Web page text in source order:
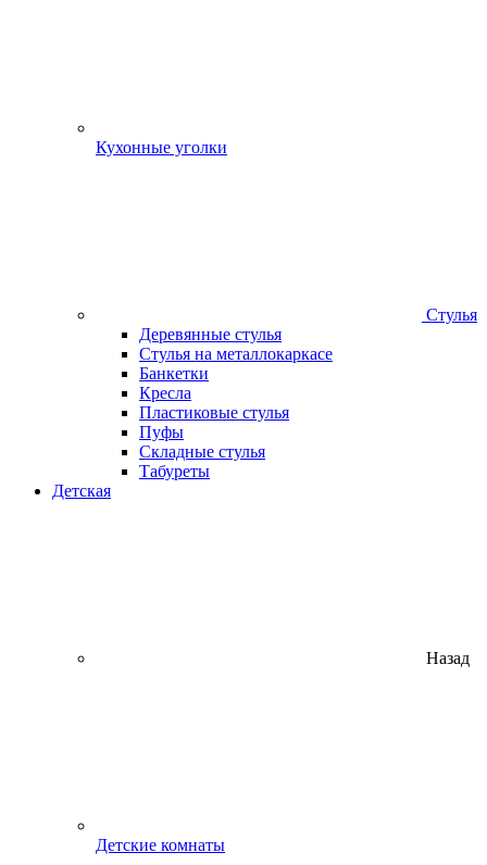
Кухонные уголки
Стулья
Деревянные стулья
Стулья на металлокаркасе
Банкетки
Кресла
Пластиковые стулья
Пуфы
Складные стулья
Табуреты
Детская
Назад
Детские комнаты